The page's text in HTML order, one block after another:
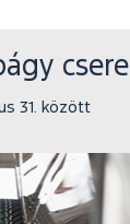
csere
31. között